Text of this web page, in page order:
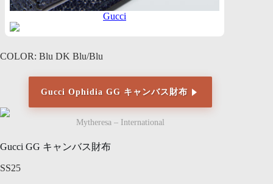
Gucci
COLOR: Blu DK Blu/Blu
Gucci Ophidia GG キャンバス財布
Mytheresa – International
Gucci GG キャンバス財布
SS25